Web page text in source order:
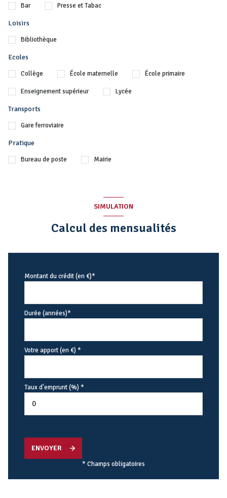
Bar Presse et Tabac
Loisirs
Bibliothèque
Ecoles
Collège École maternelle École primaire
Enseignement supérieur Lycée
Transports
Gare ferroviaire
Pratique
Bureau de poste Mairie
SIMULATION
Calcul des mensualités
Montant du crédit (en €)*
Durée (années)*
Votre apport (en €) *
Taux d'emprunt (%) *
ENVOYER
* Champs obligatoires